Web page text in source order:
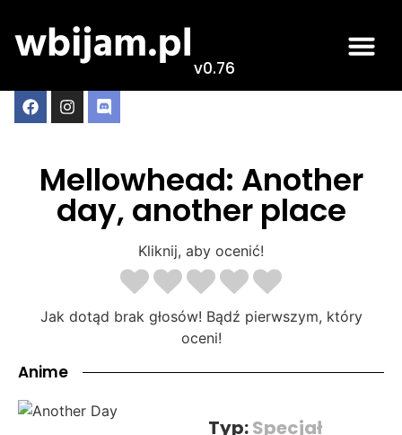
v0.76
Mellowhead: Another
day, another place
Kliknij, aby ocenić!
Jak dotąd brak głosów! Bądź pierwszym, który
oceni!
Anime
Typ:Specjał